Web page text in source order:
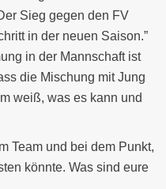
Sieg gegen den FV
in der neuen Saison.”
in der Mannschaft ist
die Mischung mit Jung
weiß, was es kann und
Team und bei dem Punkt,
könnte. Was sind eure